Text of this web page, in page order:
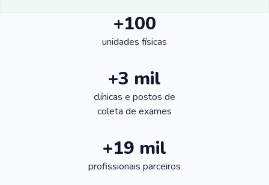
+100
unidades físicas
+3 mil
clínicas e postos de
coleta de exames
+19 mil
profissionais parceiros